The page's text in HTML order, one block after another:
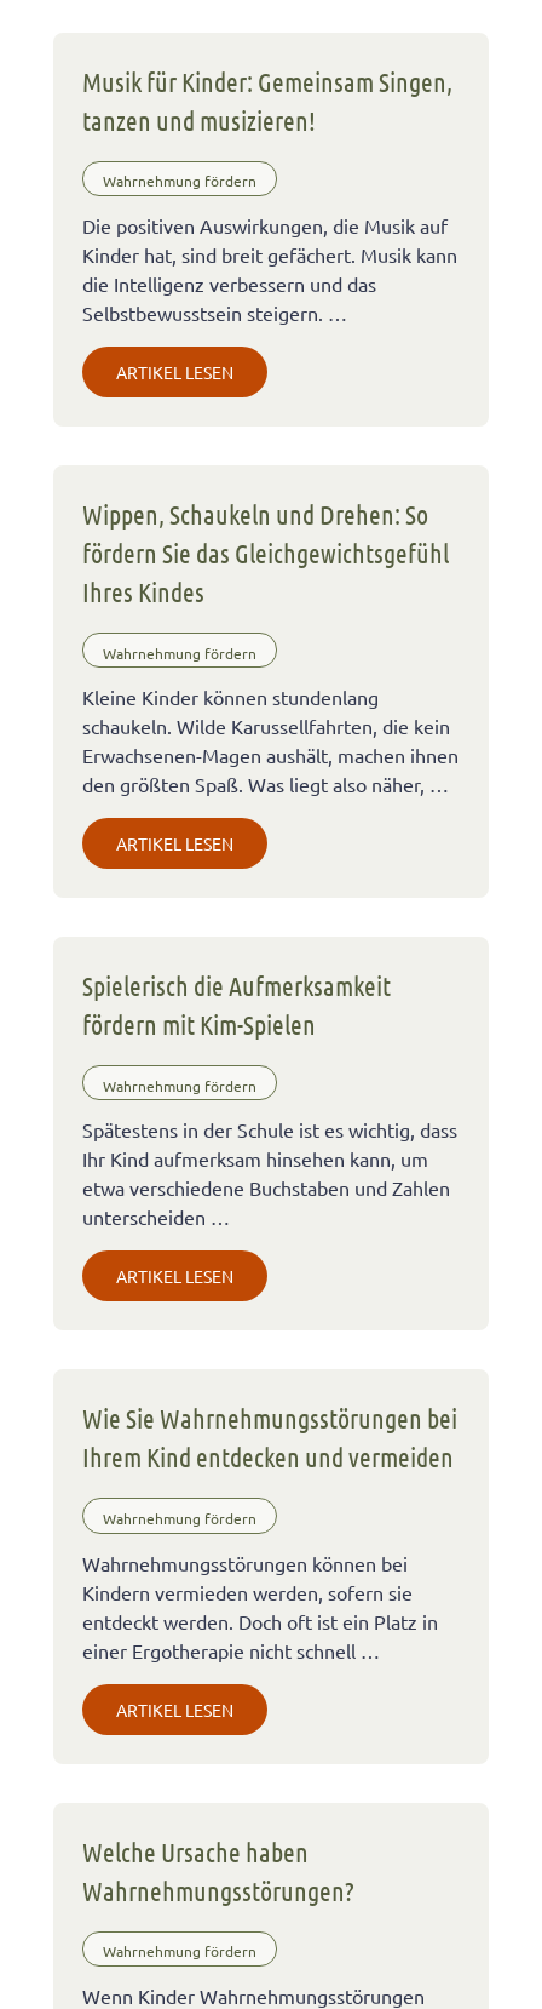
Musik für Kinder: Gemeinsam Singen,
tanzen und musizieren!
Wahrnehmung fördern
Die positiven Auswirkungen, die Musik auf
Kinder hat, sind breit gefächert. Musik kann
die Intelligenz verbessern und das
Selbstbewusstsein steigern. …
ARTIKEL LESEN
Wippen, Schaukeln und Drehen: So
fördern Sie das Gleichgewichtsgefühl
Ihres Kindes
Wahrnehmung fördern
Kleine Kinder können stundenlang
schaukeln. Wilde Karussellfahrten, die kein
Erwachsenen-Magen aushält, machen ihnen
den größten Spaß. Was liegt also näher, …
ARTIKEL LESEN
Spielerisch die Aufmerksamkeit
fördern mit Kim-Spielen
Wahrnehmung fördern
Spätestens in der Schule ist es wichtig, dass
Ihr Kind aufmerksam hinsehen kann, um
etwa verschiedene Buchstaben und Zahlen
unterscheiden …
ARTIKEL LESEN
Wie Sie Wahrnehmungsstörungen bei
Ihrem Kind entdecken und vermeiden
Wahrnehmung fördern
Wahrnehmungsstörungen können bei
Kindern vermieden werden, sofern sie
entdeckt werden. Doch oft ist ein Platz in
einer Ergotherapie nicht schnell …
ARTIKEL LESEN
Welche Ursache haben
Wahrnehmungsstörungen?
Wahrnehmung fördern
Wenn Kinder Wahrnehmungsstörungen